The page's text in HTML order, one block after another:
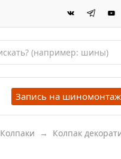
Запись на шиномонтаж
Колпаки → Колпак